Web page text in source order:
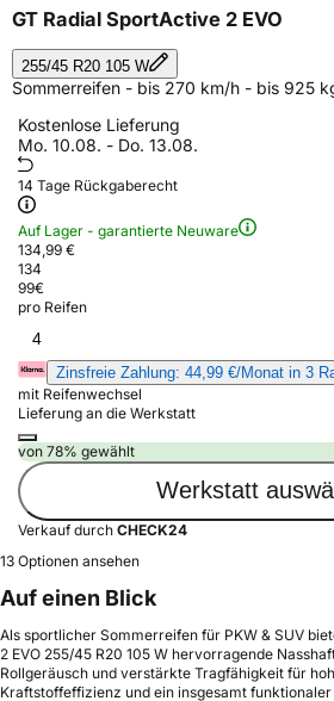
GT Radial SportActive 2 EVO
255/45 R20 105 W
Sommerreifen - bis 270 km/h - bis 925
Kostenlose Lieferung
Mo. 10.08. - Do. 13.08.
14 Tage Rückgaberecht
Auf Lager - garantierte Neuware
134,99 €
134
99€
pro Reifen
4
Zinsfreie Zahlung: 44,99 €/Monat in 3
mit Reifenwechsel
Lieferung an die Werkstatt
von 78% gewählt
Werkstatt
Verkauf durch CHECK24
13 Optionen ansehen
Auf einen Blick
Als sportlicher Sommerreifen für PKW & SUV
2 EVO 255/45 R20 105 W hervorragende
Rollgeräusch und verstärkte Tragfähigkeit für
Kraftstoffeffizienz und ein insgesamt